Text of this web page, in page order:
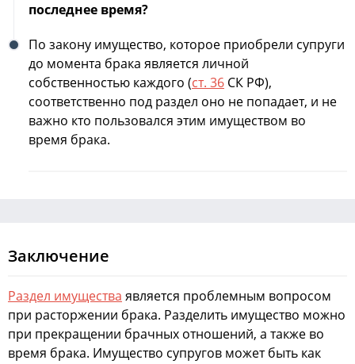
последнее время?
По закону имущество, которое приобрели супруги
до момента брака является личной
собственностью каждого (ст. 36 СК РФ),
соответственно под раздел оно не попадает, и не
важно кто пользовался этим имуществом во
время брака.
Заключение
Раздел имущества является проблемным вопросом
при расторжении брака. Разделить имущество можно
при прекращении брачных отношений, а также во
время брака. Имущество супругов может быть как